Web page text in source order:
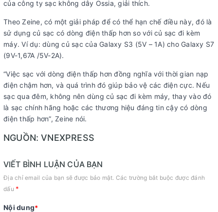
của công ty sạc không dây Ossia, giải thích.
Theo Zeine, có một giải pháp để có thể hạn chế điều này, đó là
sử dụng củ sạc có dòng điện thấp hơn so với củ sạc đi kèm
máy. Ví dụ: dùng củ sạc của Galaxy S3 (5V – 1A) cho Galaxy S7
(9V-1,67A /5V-2A).
“Việc sạc với dòng điện thấp hơn đồng nghĩa với thời gian nạp
điện chậm hơn, và quá trình đó giúp bảo vệ các điện cực. Nếu
sạc qua đêm, không nên dùng củ sạc đi kèm máy, thay vào đó
là sạc chính hãng hoặc các thương hiệu đáng tin cậy có dòng
điện thấp hơn”, Zeine nói.
NGUỒN: VNEXPRESS
VIẾT BÌNH LUẬN CỦA BẠN
Địa chỉ email của bạn sẽ được bảo mật. Các trường bắt buộc được đánh
dấu *
Nội dung*